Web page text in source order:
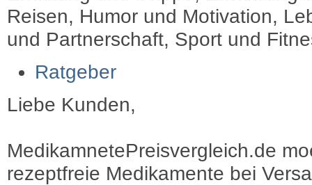
Reisen, Humor und Motivation,
und Partnerschaft, Sport und
Ratgeber
Liebe Kunden,
MedikamnetePreisvergleich.de
rezeptfreie Medikamente bei